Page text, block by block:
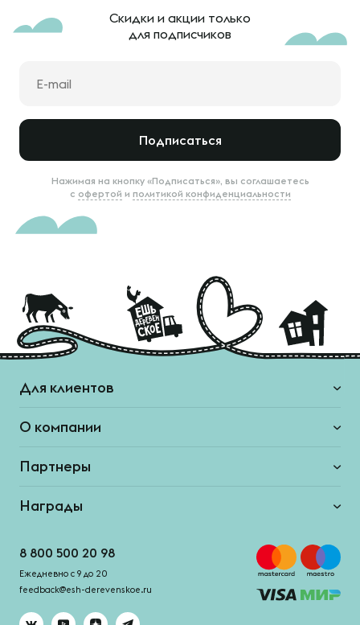
Скидки и акции только
для подписчиков
Подписаться
Нажимая на кнопку «Подписаться», вы соглашаетесь
с офертой и политикой конфиденциальности
Для клиентов
О компании
Партнеры
Награды
8 800 500 20 98
Ежедневно с 9 до 20
feedback@esh-derevenskoe.ru